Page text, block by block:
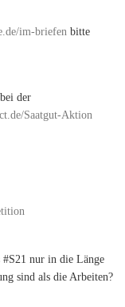
im-briefen bitte
der
Saatgut-Aktion
#S21 nur in die Länge
sind als die Arbeiten?